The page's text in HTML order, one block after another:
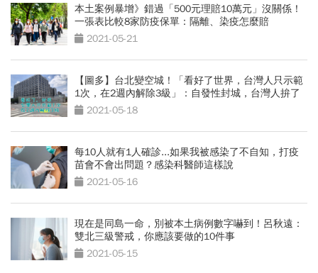
本土案例暴增》錯過「500元理賠10萬元」沒關係！
一張表比較8家防疫保單：隔離、染疫怎麼賠
2021-05-21
【圖多】台北變空城！「看好了世界，台灣人只示範
1次，在2週內解除3級」：自發性封城，台灣人拚了
2021-05-18
每10人就有1人確診...如果我被感染了不自知，打疫
苗會不會出問題？感染科醫師這樣說
2021-05-16
現在是同島一命，別被本土病例數字嚇到！呂秋遠：
雙北三級警戒，你應該要做的10件事
2021-05-15